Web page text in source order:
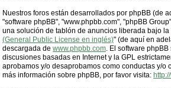
Nuestros foros están desarrollados por phpBB (de
"software phpBB", "www.phpbb.com", "phpBB
una solución de tablón de anuncios liberada bajo la
(General Public License en inglés)" (de aquí en
descargada de www.phpbb.com. El software
discusiones basadas en Internet y la GPL
aprobamos y/o desaprobamos como conductas y/o
más información sobre phpBB, por favor visita: